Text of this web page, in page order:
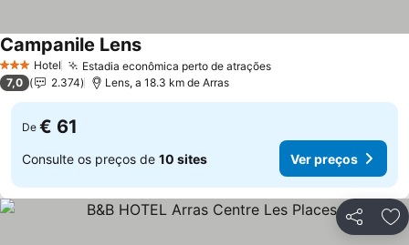
3 EstrelasHotel Estadia econômica perto de atrações
Campanile Lens
7,0 2.374 Lens, a 18.3 km de Arras
De € 61
Consulte os preços de 10 sites Ver preços
Partilhar